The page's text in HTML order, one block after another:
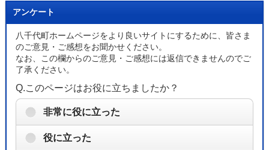
アンケート
八千代町ホームページをより良いサイトにするために、皆さま
のご意見・ご感想をお聞かせください。
なお、この欄からのご意見・ご感想には返信できませんのでご
了承ください。
Q.このページはお役に立ちましたか？
非常に役に立った
役に立った